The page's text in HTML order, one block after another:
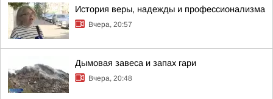
История веры, надежды и профессионализма
Вчера, 20:57
Дымовая завеса и запах гари
Вчера, 20:48